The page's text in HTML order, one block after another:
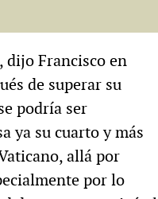
dijo Francisco en
de superar su
podría ser
ya su cuarto y más
allá por
por lo